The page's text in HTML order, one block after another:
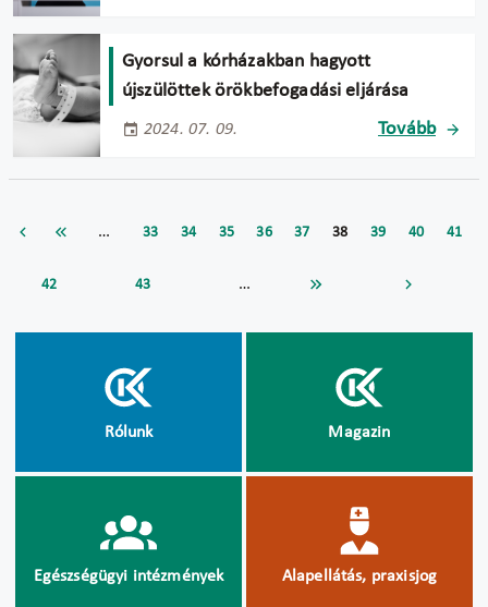
Gyorsul a kórházakban hagyott
újszülöttek örökbefogadási eljárása
2024. 07. 09. Tovább
… 33 34 35 36 37 38 39 40 41
42 43 …
Rólunk Magazin
Egészségügyi intézmények Alapellátás, praxisjog